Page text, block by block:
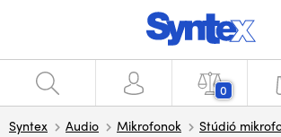
0
Syntex Audio Mikrofonok Stúdió